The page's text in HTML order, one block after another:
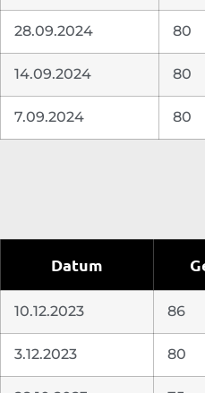
28.09.2024 80
14.09.2024 80
7.09.2024 80
Datum
10.12.2023 86
3.12.2023 80